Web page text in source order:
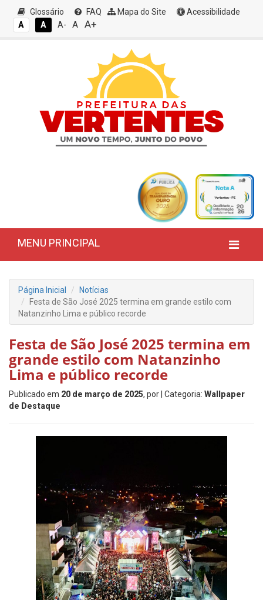
Glossário FAQ Mapa do Site
Acessibilidade
A
A A- A A+
MENU PRINCIPAL
Página Inicial
Notícias
Festa de São José 2025 termina em grande estilo com
Natanzinho Lima e público recorde
Festa de São José 2025 termina em
grande estilo com Natanzinho
Lima e público recorde
Publicado em 20 de março de 2025, por | Categoria: Wallpaper
de Destaque